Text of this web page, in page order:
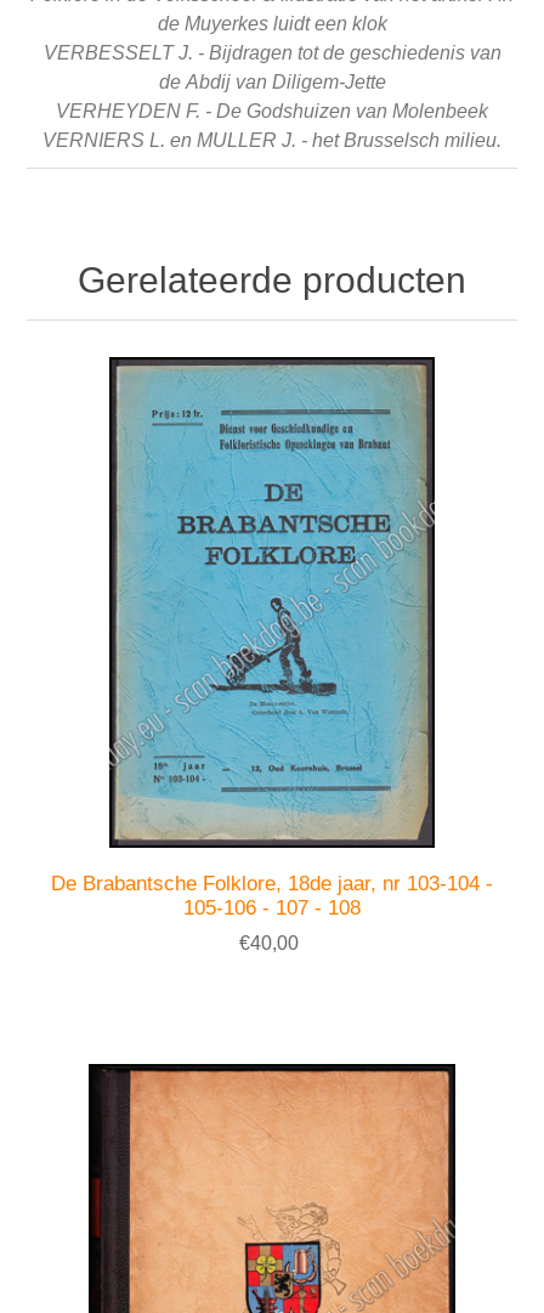
de Muyerkes luidt een klok
VERBESSELT J. - Bijdragen tot de geschiedenis van
deAbdij van Diligem-Jette
VERHEYDEN F. - De Godshuizen van Molenbeek
VERNIERS L. en MULLER J. - het Brusselsch milieu.
Gerelateerde producten
De Brabantsche Folklore, 18de jaar, nr 103-104 -
105-106 - 107 - 108
€40,00